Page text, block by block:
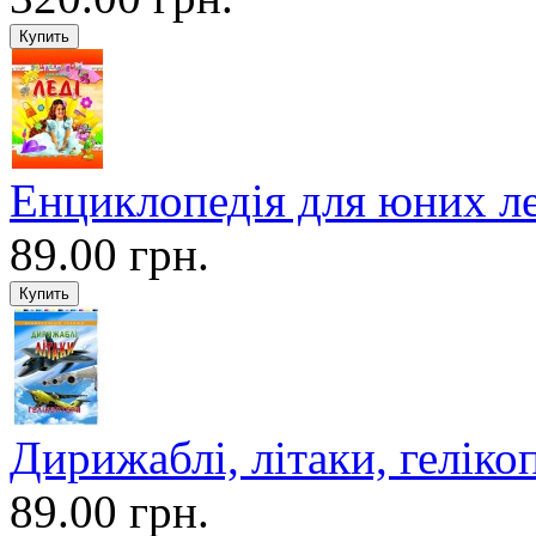
Енциклопедія для юних
89.00 грн.
Дирижаблі, літаки,
89.00 грн.